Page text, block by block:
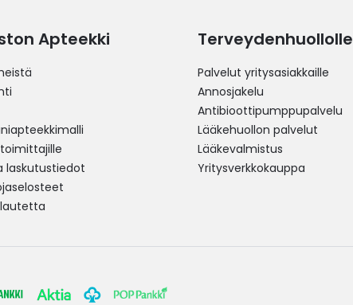
Apteekki
laskutustiedot
Terveydenhuollolle
Palvelut yritysasiakkaille
Annosjakelu
Antibioottipumppupalvelu
Lääkehuollon palvelut
Lääkevalmistus
Yritysverkkokauppa